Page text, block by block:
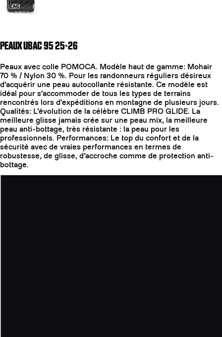
PEAUX UBAC 95 25-26
Peaux avec colle POMOCA. Modèle haut de gamme: Mohair
70 % / Nylon 30 %. Pour les randonneurs réguliers désireux
d'acquérir une peau autocollante résistante. Ce modèle est
idéal pour s'accommoder de tous les types de terrains
rencontrés lors d'expéditions en montagne de plusieurs jours.
Qualités: L’évolution de la célèbre CLIMB PRO GLIDE. La
meilleure glisse jamais crée sur une peau mix, la meilleure
peau anti-bottage, très résistante : la peau pour les
professionnels. Performances: Le top du confort et de la
sécurité avec de vraies performances en termes de
robustesse, de glisse, d’accroche comme de protection anti-
bottage.